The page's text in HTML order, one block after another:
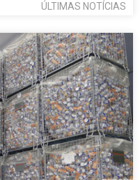
ÚLTIMAS NOTÍCIAS